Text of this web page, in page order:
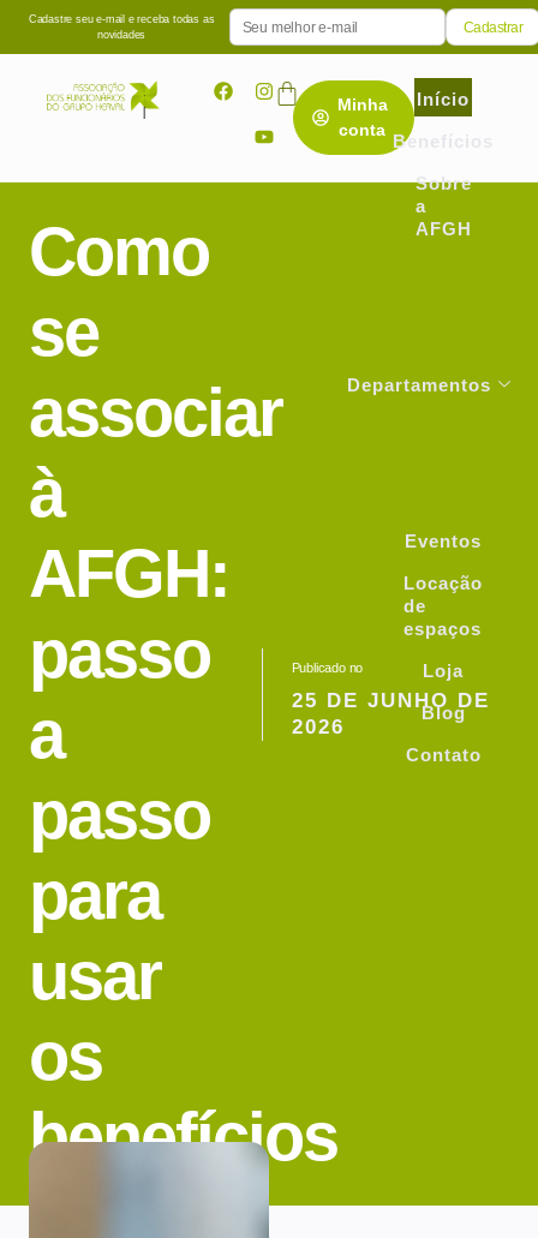
Cadastre seu e-mail e receba todas as
novidades
Início
Benefícios
Sobre
a
AFGH
Departamentos
Eventos
Locação
de
espaços
Loja
Blog
Contato
Minha
conta
Como
se
associar
à
AFGH:
passo
a
passo
para
usar
os
benefícios
Publicado no
25 DE JUNHO DE
2026